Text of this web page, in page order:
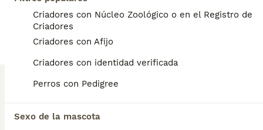
Criadores con Núcleo Zoológico o en el Registro de
Criadores
Criadores con Afijo
Criadores con identidad verificada
Perros con Pedigree
Sexo de la mascota
Barcelona (57km)